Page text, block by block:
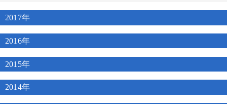
2017年
2016年
2015年
2014年